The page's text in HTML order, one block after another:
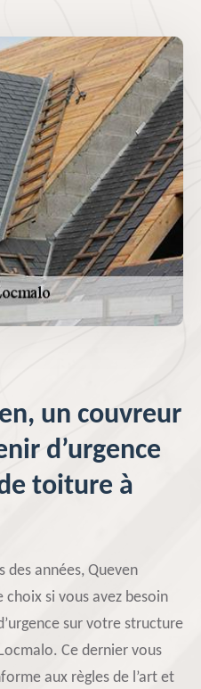
un couvreur
d’urgence
toiture à
des années, Queven
si vous avez besoin
sur votre structure
Ce dernier vous
aux règles de l’art et